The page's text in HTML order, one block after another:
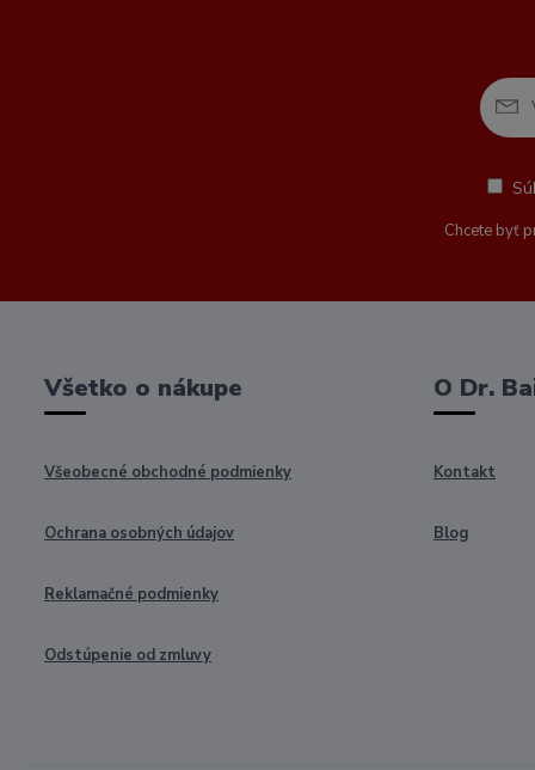
Chcete byť
Všetko o nákupe
Všeobecné obchodné podmienky
Ochrana osobných údajov
Reklamačné podmienky
Odstúpenie od zmluvy
O Dr.
Kontakt
Blog